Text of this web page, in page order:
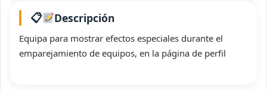
Descripción
Equipa para mostrar efectos especiales durante el
emparejamiento de equipos, en la página de perfil